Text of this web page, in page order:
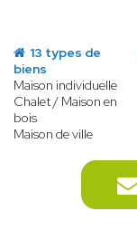
13 types de
biens
Maison individuelle
Chalet / Maison en
bois
Maison de ville